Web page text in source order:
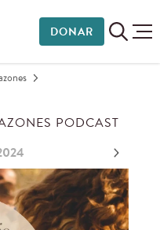
DONAR
PODCAST